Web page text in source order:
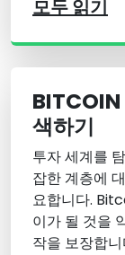
모두 읽기
BITCOIN
색하기
투자 세계를
잡한 계층에
요합니다.
이가 될 것을
작을 보장합니